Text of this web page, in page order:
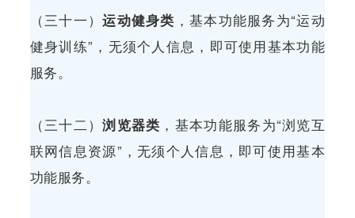
（三十一）运动健身类 ，基本功能服务为“运动
健身训练”，无须个人信息，即可使用基本功能
服务。
（三十二）浏览器类 ，基本功能服务为“浏览互
联网信息资源”，无须个人信息，即可使用基本
功能服务。